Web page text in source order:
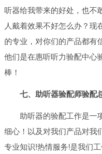
听器给我带来的好处，也不
人戴着效果不好怎么办？现
的专业，对你们的产品都有
他们是在惠听听力验配中心
棒！
七、助听器验配师验配
助听器的验配工作是一项
细心！以及对我们产品对我
专业知识!热情服务!是我们